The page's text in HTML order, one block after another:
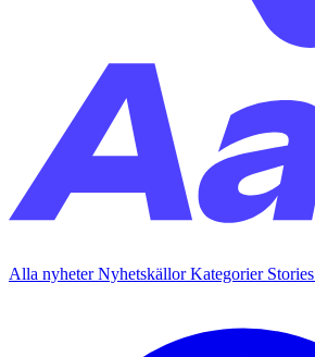
Alla nyheterNyhetskällorKategorier Stories